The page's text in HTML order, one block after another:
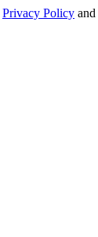
Privacy Policy and